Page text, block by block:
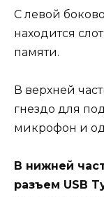
С левой
находится
памяти.
В верхней
гнездо для
микрофон и
В нижней
разъем USB